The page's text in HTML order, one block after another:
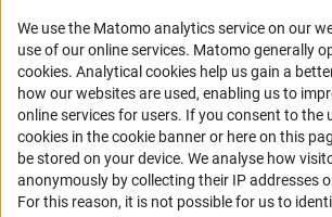
Representantes Acadêmicos
Contato
Fomento
Cooperação com pesquisadores alemães
Pesquisar na Alemanha
Chamadas abertas e Informes para Cientistas
We use the Matomo analytics service on our
use of our online services. Matomo generally
cookies(Anc
. Analytical cookies help us gain a
how our websites are used, enabling us to
online services for users. If you consent to the
cookies in the cookie banner or here on this
be stored on your device. We analyse how
anonymously by collecting their IP addresses
For this reason, it is not possible for us to